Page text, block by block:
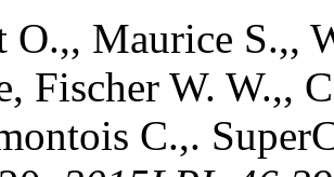
O.,, Maurice S.,,
, Fischer W. W.,,
C.,.